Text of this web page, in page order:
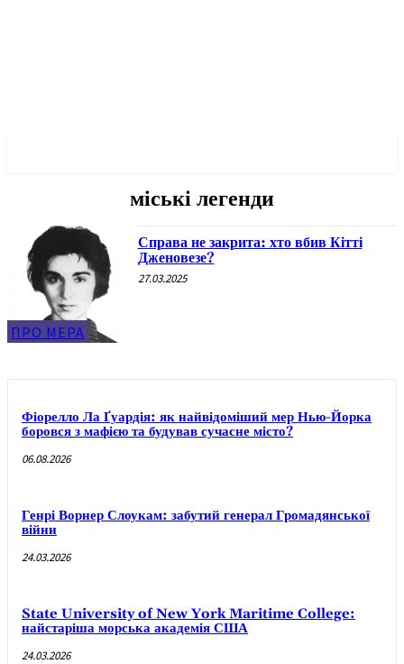
міські легенди
ПРО МЕРА
Справа не закрита: хто вбив Кітті
Дженовезе?
27.03.2025
Фіорелло Ла Ґуардія: як найвідоміший мер Нью-Йорка
боровся з мафією та будував сучасне місто?
06.08.2026
Генрі Ворнер Слоукам: забутий генерал Громадянської
війни
24.03.2026
State University of New York Maritime College:
найстаріша морська академія США
24.03.2026